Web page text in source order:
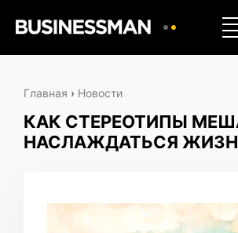
Главная › Новости
КАК СТЕРЕОТИПЫ
НАСЛАЖДАТЬСЯ